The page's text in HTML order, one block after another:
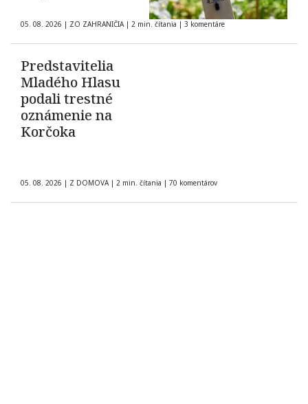
05. 08. 2026 | ZO ZAHRANIČIA | 2 min. čítania | 3 komentáre
Predstavitelia
Mladého Hlasu
podali trestné
oznámenie na
Korčoka
05. 08. 2026 | Z DOMOVA | 2 min. čítania | 70 komentárov